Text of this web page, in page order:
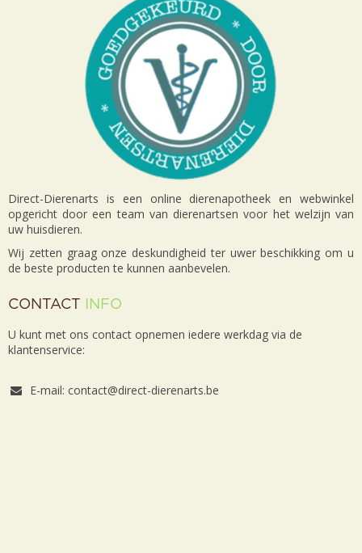
Direct-Dierenarts is een online dierenapotheek en webwinkel
opgericht door een team van dierenartsen voor het welzijn van
uw huisdieren.
Wij zetten graag onze deskundigheid ter uwer beschikking om u
de beste producten te kunnen aanbevelen.
CONTACT INFO
U kunt met ons contact opnemen iedere werkdag via de
klantenservice:
E-mail: contact@direct-dierenarts.be